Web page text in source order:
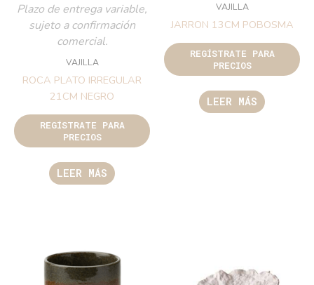
Plazo de entrega variable,
sujeto a confirmación
comercial.
VAJILLA
ROCA PLATO IRREGULAR
21CM NEGRO
REGÍSTRATE PARA
PRECIOS
LEER MÁS
VAJILLA
JARRON 13CM POBOSMA
REGÍSTRATE PARA
PRECIOS
LEER MÁS